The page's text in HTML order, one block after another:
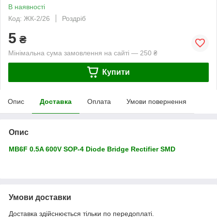
В наявності
Код: ЖК-2/26
Роздріб
5 ₴
Мінімальна сума замовлення на сайті — 250 ₴
Купити
Опис Доставка Оплата Умови повернення
Опис
MB6F 0.5A 600V SOP-4 Diode Bridge Rectifier SMD
Умови доставки
Доставка здійснюється тільки по передоплаті.